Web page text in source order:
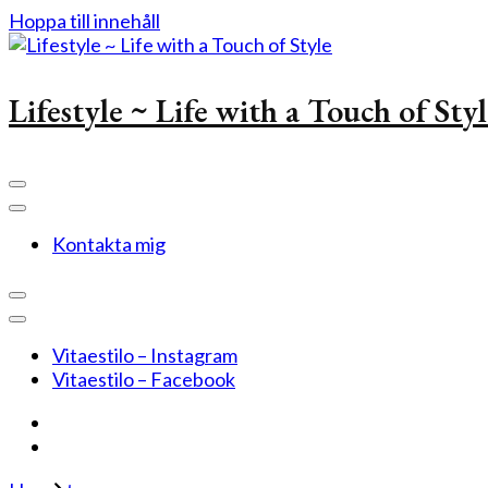
Hoppa till innehåll
Lifestyle ~ Life with a Touch of
Kontakta mig
Vitaestilo – Instagram
Vitaestilo – Facebook